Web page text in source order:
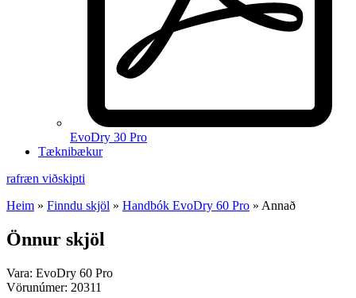
EvoDry 30 Pro
Tæknibækur
rafræn viðskipti
Heim » Finndu skjöl » Handbók EvoDry 60 Pro » Annað
Önnur skjöl
Vara: EvoDry 60 Pro
Vörunúmer: 20311